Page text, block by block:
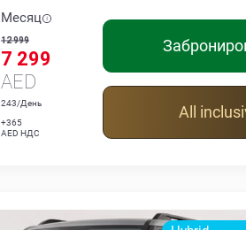
Месяц
12 999
7 299
AED
243/День
+365
AED НДС
All